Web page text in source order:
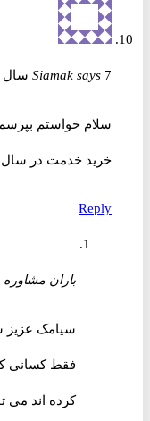
Siamak says
سلام خواستم بپرسم
خرید خدمت در سال ۹۸ هم اجرا میشه؟
Reply
باران مشاوره7 سال ago
سیامک عزیز سلام
فقط کسانی که
کرده اند می